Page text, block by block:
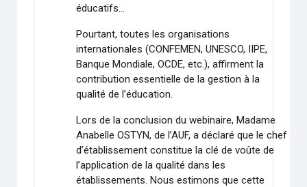
éducatifs…
Pourtant, toutes les organisations
internationales (CONFEMEN, UNESCO, IIPE,
Banque Mondiale, OCDE, etc.), affirment la
contribution essentielle de la gestion à la
qualité de l’éducation.
Lors de la conclusion du webinaire, Madame
Anabelle OSTYN, de l’AUF, a déclaré que le chef
d’établissement constitue la clé de voûte de
l’application de la qualité dans les
établissements. Nous estimons que cette